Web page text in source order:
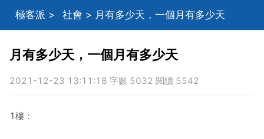
極客派 > 社會 > 月有多少天，一個月有多少天
月有多少天，一個月有多少天
2021-12-23 13:11:18 字數 5032 閱讀 5542
1樓：